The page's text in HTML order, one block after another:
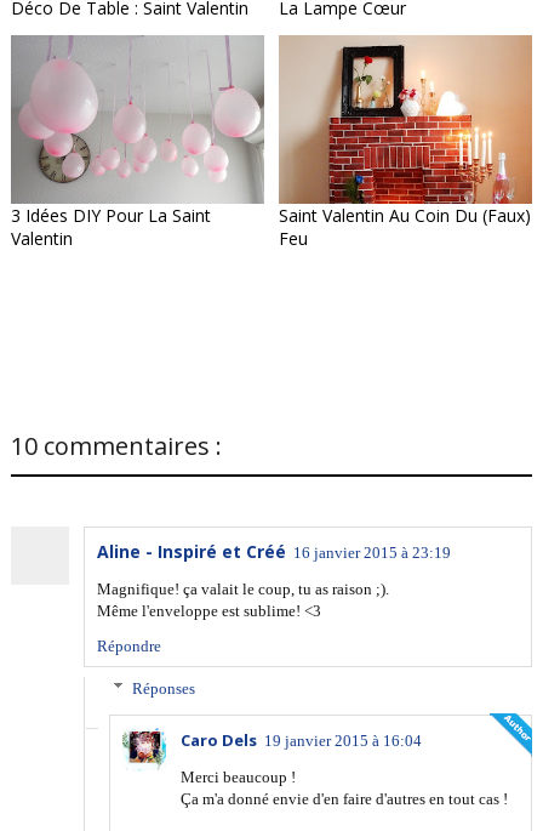
Déco De Table : Saint Valentin La Lampe Cœur
3 Idées DIY Pour La Saint
Valentin
Saint Valentin Au Coin Du (faux)
Feu
10 commentaires :
Aline - Inspiré et Créé 16 janvier 2015 à 23:19
Magnifique! ça valait le coup, tu as raison ;).
Même l'enveloppe est sublime! <3
Répondre
Réponses
Caro Dels 19 janvier 2015 à 16:04
Merci beaucoup !
Ça m'a donné envie d'en faire d'autres en tout cas !